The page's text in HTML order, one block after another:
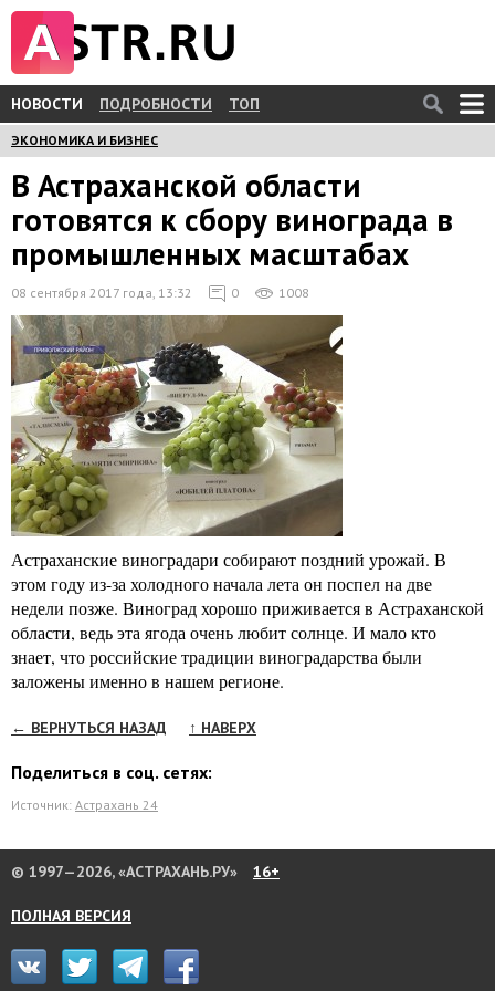
НОВОСТИ ПОДРОБНОСТИ ТОП
ЭКОНОМИКА И БИЗНЕС
В Астраханской области
готовятся к сбору винограда в
промышленных масштабах
08 сентября 2017 года, 13:32 0 1008
Астраханские виноградари собирают поздний урожай. В
этом году из-за холодного начала лета он поспел на две
недели позже. Виноград хорошо приживается в Астраханской
области, ведь эта ягода очень любит солнце. И мало кто
знает, что российские традиции виноградарства были
заложены именно в нашем регионе.
← ВЕРНУТЬСЯ НАЗАД ↑ НАВЕРХ
Поделиться в соц. сетях:
Источник: Астрахань 24
© 1997—2026, «АСТРАХАНЬ.РУ» 16+
ПОЛНАЯ ВЕРСИЯ